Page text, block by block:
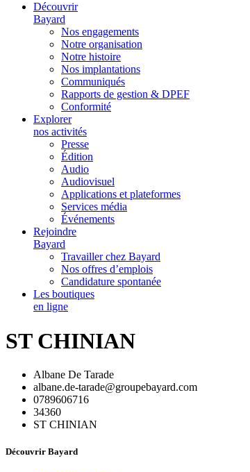
Découvrir
Bayard
Nos engagements
Notre organisation
Notre histoire
Nos implantations
Communiqués
Rapports de gestion & DPEF
Conformité
Explorer
nos activités
Presse
Édition
Audio
Audiovisuel
Applications et plateformes
Services média
Événements
Rejoindre
Bayard
Travailler chez Bayard
Nos offres d’emplois
Candidature spontanée
Les boutiques
en ligne
ST CHINIAN
Albane De Tarade
albane.de-tarade@groupebayard.com
0789606716
34360
ST CHINIAN
Découvrir Bayard